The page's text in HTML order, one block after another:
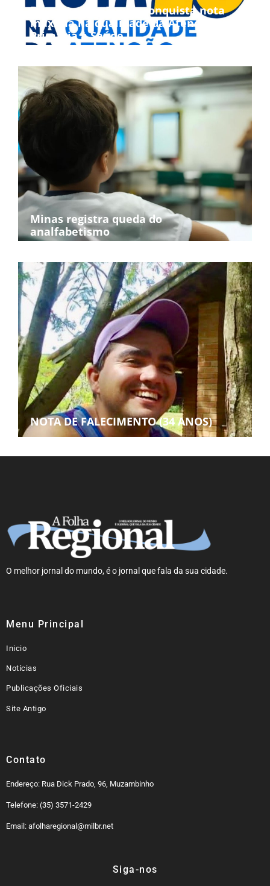
Bom Jesus da Penha conquista nota
máxima na qualidade da Atenção
Primária à Saúde
Minas registra queda do
analfabetismo
NOTA DE FALECIMENTO (34 ANOS)
O melhor jornal do mundo, é o jornal que fala da sua cidade.
Menu Principal
Inicio
Notícias
Publicações Oficiais
Site Antigo
Contato
Endereço: Rua Dick Prado, 96, Muzambinho
Telefone: (35) 3571-2429
Email: afolharegional@milbr.net
Siga-nos